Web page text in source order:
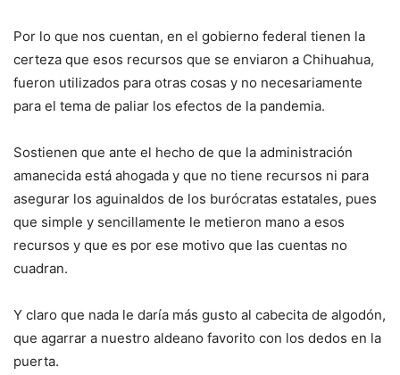
Por lo que nos cuentan, en el gobierno federal tienen la
certeza que esos recursos que se enviaron a Chihuahua,
fueron utilizados para otras cosas y no necesariamente
para el tema de paliar los efectos de la pandemia.
Sostienen que ante el hecho de que la administración
amanecida está ahogada y que no tiene recursos ni para
asegurar los aguinaldos de los burócratas estatales, pues
que simple y sencillamente le metieron mano a esos
recursos y que es por ese motivo que las cuentas no
cuadran.
Y claro que nada le daría más gusto al cabecita de algodón,
que agarrar a nuestro aldeano favorito con los dedos en la
puerta.